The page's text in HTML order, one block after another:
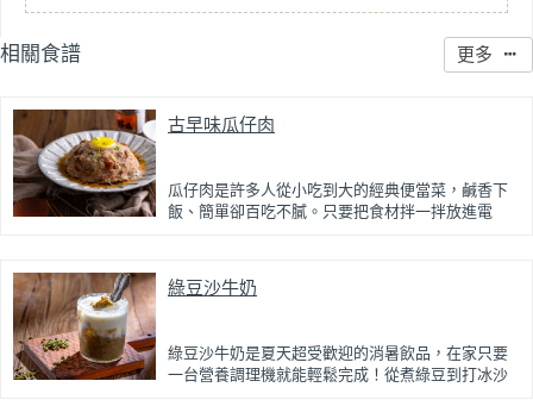
相關食譜 更多
古早味瓜仔肉
瓜仔肉是許多人從小吃到大的經典便當菜，鹹香下
飯、簡單卻百吃不膩。只要把食材拌一拌放進電
蒸好的瓜仔肉鮮嫩多汁，絞肉吸飽脆瓜醬汁的甘甜
滿濃濃古早味，帶便當、配稀飯、配白飯都好吃，
讓人忍不住多扒好幾口飯，是一道簡單又美味的經
綠豆沙牛奶
綠豆沙牛奶是夏天超受歡迎的消暑飲品，在家只要
一台營養調理機就能輕鬆完成！從煮綠豆到打冰沙